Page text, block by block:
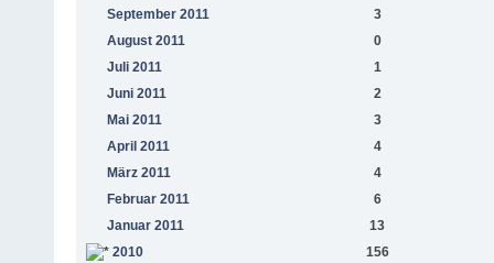
September 2011
3
August 2011
0
Juli 2011
1
Juni 2011
2
Mai 2011
3
April 2011
4
März 2011
4
Februar 2011
6
Januar 2011
13
2010
156